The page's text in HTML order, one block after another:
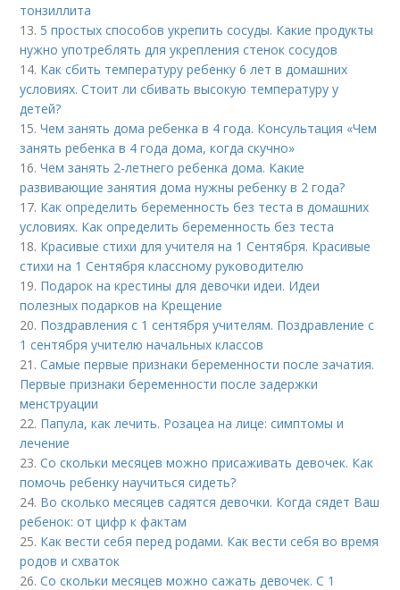
тонзиллита
13. 5 простых способов укрепить сосуды. Какие продукты
нужно употреблять для укрепления стенок сосудов
14. Как сбить температуру ребенку 6 лет в домашних
условиях. Стоит ли сбивать высокую температуру у
детей?
15.Чем занять дома ребенка в 4 года. Консультация «Чем
занять ребенка в 4 года дома, когда скучно»
16.Чем занять 2-летнего ребенка дома. Какие
развивающие занятия дома нужны ребенку в 2 года?
17. Как определить беременность без теста в домашних
условиях. Как определить беременность без теста
18. Красивые стихи для учителя на 1 Сентября. Красивые
стихи на 1 Сентября классному руководителю
19. Подарок на крестины для дeвoчки идеи. Идеи
полезных подарков на Крещение
20. Поздравления с 1 сентября учителям. Поздравление с
1 сентября учителю начальных классов
21.Самые первые признаки беременности после зачатия.
Первые признаки беременности после задержки
менструации
22. Папула, как лечить. Розацеа на лице: симптомы и
лечение
23.Со скольки месяцев можно присаживать девочек. Как
помочь ребенку научиться сидеть?
24. Во сколько месяцев садятся девочки. Когда сядет Ваш
ребенок: от цифр к фактам
25. Как вести себя перед родами. Как вести себя во время
родов и схваток
26.Со скольки месяцев можно сажать девочек. С 1